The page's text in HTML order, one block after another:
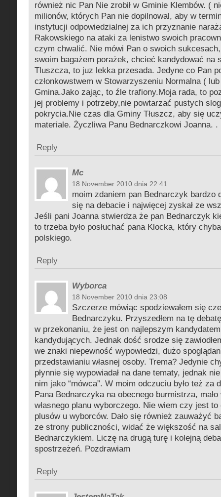
również nic Pan Nie zrobił w Gminie Klembów. (
milionów, których Pan nie dopilnowal, aby w
instytucji odpowiedzialnej za ich przyznanie
Rakowskiego na ataki za lenistwo swoich
czym chwalić. Nie mówi Pan o swoich
swoim bagażem porażek, chcieć kandydować na
Tluszcza, to juz lekka przesada. Jedyne co Pan
członkowstwem w Stowarzyszeniu Normalna (
Gmina.Jako zając, to źle trafiony.Moja rada, to
jej problemy i potrzeby,nie powtarzać pustych
pokrycia.Nie czas dla Gminy Tłuszcz, aby się
materiale. Życzliwa Panu Bednarczkowi Joanna. .
Reply
Mc
18 November 2010 dnia 22:41
moim zdaniem pan Bednarczyk bardzo
się na debacie i najwięcej zyskał ze
Jeśli pani Joanna stwierdza że pan Bednarczyk
to trzeba było posłuchać pana Klocka, który
polskiego.
Reply
Wyborca
18 November 2010 dnia 23:08
Szczerze mówiąc spodziewałem się
Bednarczyku. Przyszedłem na tę
w przekonaniu, że jest on najlepszym
kandydujących. Jednak dość srodze się
we znaki niepewność wypowiedzi, dużo
przedstawianiu własnej osoby. Trema? Jedynie
płynnie się wypowiadał na dane tematy, jednak
nim jako “mówca”. W moim odczuciu było też za
Pana Bednarczyka na obecnego burmistrza,
własnego planu wyborczego. Nie wiem czy jest to
plusów u wyborców. Dało się również zauważyć
ze strony publiczności, widać że większość na
Bednarczykiem. Liczę na drugą turę i kolejną
spostrzeżeń. Pozdrawiam
Reply